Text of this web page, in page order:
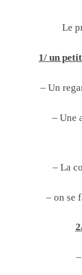
Le
1/ un
– Un
– Une
– La
– on se